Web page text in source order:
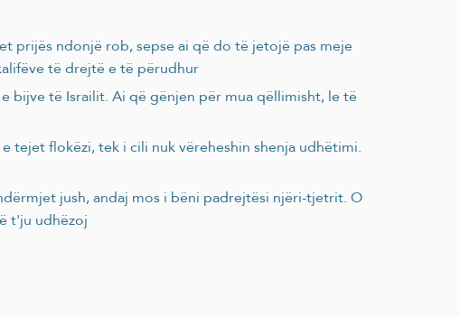
prijës ndonjë rob, sepse ai që do të jetojë pas meje
të drejtë e të përudhur
bijve të Israilit. Ai që gënjen për mua qëllimisht, le të
jush, andaj mos i bëni padrejtësi njëri-tjetrit. O
t'ju udhëzoj